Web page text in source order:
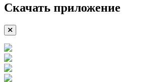
Скачать приложение